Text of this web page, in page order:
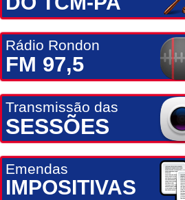
Rádio Rondon
FM 97,5
Transmissão das
SESSÕES
Emendas
IMPOSITIVAS